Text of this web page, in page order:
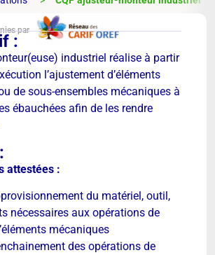
par
:
industriel réalise à partir
l’ajustement d’éléments
de sous-ensembles mécaniques à
ébauchées afin de les rendre
attestées :
du matériel, outil,
nécessaires aux opérations de
mécaniques
des opérations de